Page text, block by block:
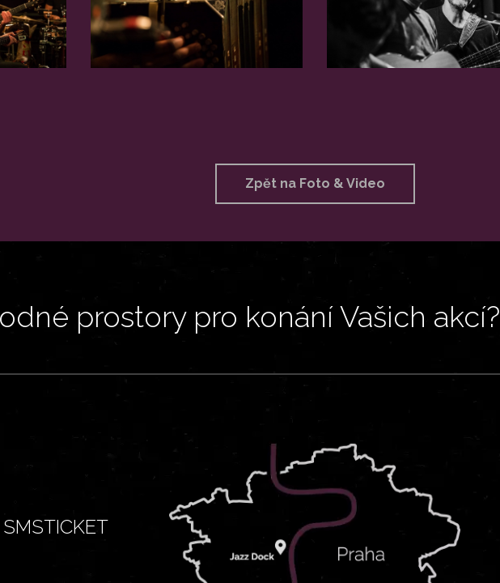
Zpět na Foto & Video
prostory pro konání Vašich akcí?